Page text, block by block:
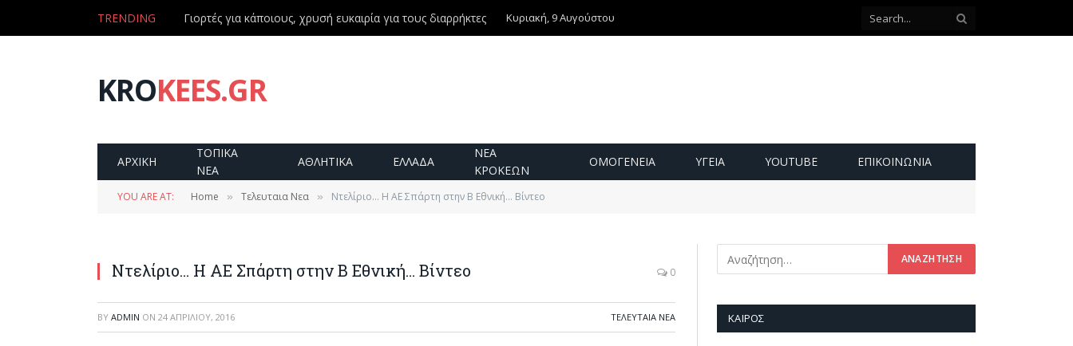
TRENDING Γιορτές για κάποιους, χρυσή ευκαιρία για τους διαρρήκτες Κυριακή, 9 Αυγούστου
KROKEES.GR
ΑΡΧΙΚΗ
ΤΟΠΙΚΑ
ΝΕΑ
ΑΘΛΗΤΙΚΑ ΕΛΛΑΔΑ
ΝΕΑ
ΚΡΟΚΕΩΝ
ΟΜΟΓΕΝΕΙΑ ΥΓΕΙΑ YOUTUBE ΕΠΙΚΟΙΝΩΝΊΑ
YOU ARE AT: Home » Τελευταια Νεα » Ντελίριο… Η ΑΕ Σπάρτη στην Β Εθνική… Βίντεο
Ντελίριο… Η ΑΕ Σπάρτη στην Β Εθνική… Βίντεο 0
BY ADMIN ON 24 ΑΠΡΙΛΊΟΥ, 2016 ΤΕΛΕΥΤΑΙΑ ΝΕΑ ΚΑΙΡΌΣ